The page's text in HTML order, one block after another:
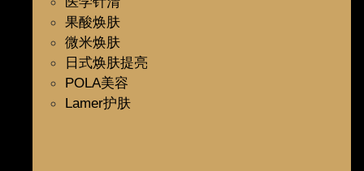
果酸焕肤
微米焕肤
日式焕肤提亮
POLA美容
Lamer护肤